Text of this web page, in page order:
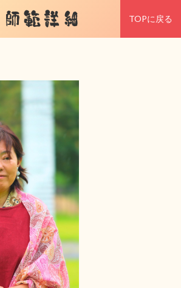
師範詳細 TOPに戻る